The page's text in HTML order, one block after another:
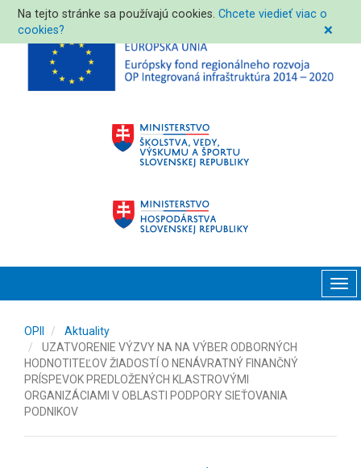
Na tejto stránke sa používajú cookies.Chcete viedieť viac o
cookies?
❌
OPII
Aktuality
UZATVORENIE VÝZVY NA NA VÝBER ODBORNÝCH
HODNOTITEĽOV ŽIADOSTÍ O NENÁVRATNÝ FINANČNÝ
PRÍSPEVOK PREDLOŽENÝCH KLASTROVÝMI
ORGANIZÁCIAMI V OBLASTI PODPORY SIEŤOVANIA
PODNIKOV